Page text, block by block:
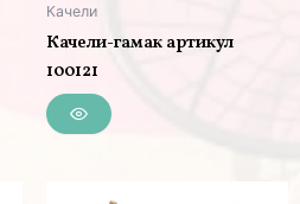
Качели
Качели-гамак артикул
100121